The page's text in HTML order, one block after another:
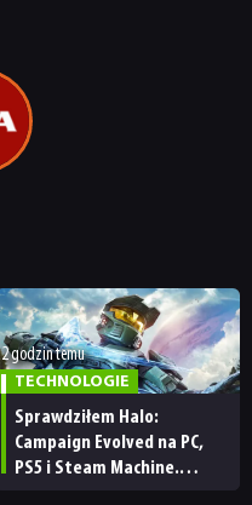
2 godzin temu
TECHNOLOGIE
Sprawdziłem Halo:
Campaign Evolved na PC,
PS5 i Steam Machine.